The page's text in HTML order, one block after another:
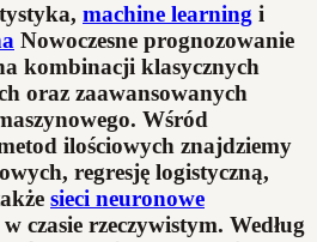
machine learning i
Nowoczesne prognozowanie
kombinacji klasycznych
oraz zaawansowanych
Wśród
ilościowych znajdziemy
regresję logistyczną,
sieci neuronowe
czasie rzeczywistym. Według